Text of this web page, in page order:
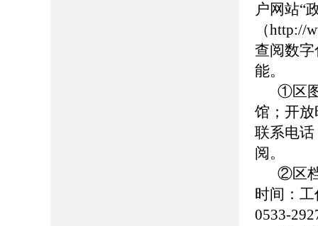
户网站“
（http://
查阅数
能。
①区
馆；开
联系电话
阅。
②区
时间：
0533-